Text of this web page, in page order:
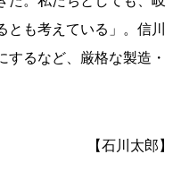
とも考えている」。信川
るなど、厳格な製造・
【石川太郎】